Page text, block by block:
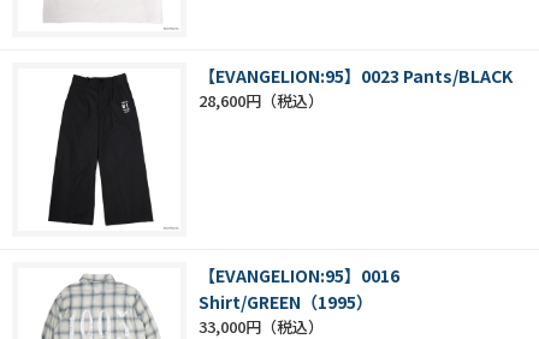
【EVANGELION:95】0023 Pants/BLACK
28,600円
【EVANGELION:95】0016
Shirt/GREEN（1995）
33,000円